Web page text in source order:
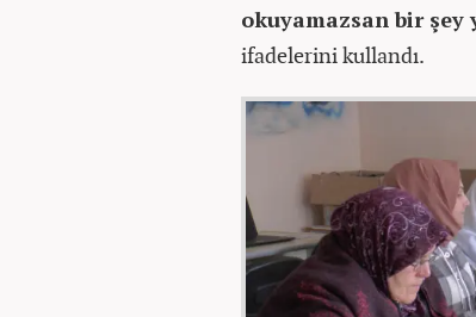
okuyamazsan bir şey
ifadelerini kullandı.